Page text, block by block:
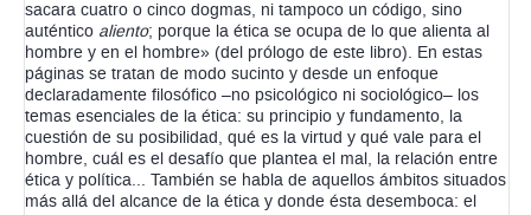
sacara cuatro o cinco dogmas, ni tampoco un código, sino
auténtico aliento; porque la ética se ocupa de lo que alienta al
hombre y en el hombre» (del prólogo de este libro). En estas
páginas se tratan de modo sucinto y desde un enfoque
declaradamente filosófico –no psicológico ni sociológico– los
temas esenciales de la ética: su principio y fundamento, la
cuestión de su posibilidad, qué es la virtud y qué vale para el
hombre, cuál es el desafío que plantea el mal, la relación entre
ética y política... También se habla de aquellos ámbitos situados
más allá del alcance de la ética y donde ésta desemboca: el